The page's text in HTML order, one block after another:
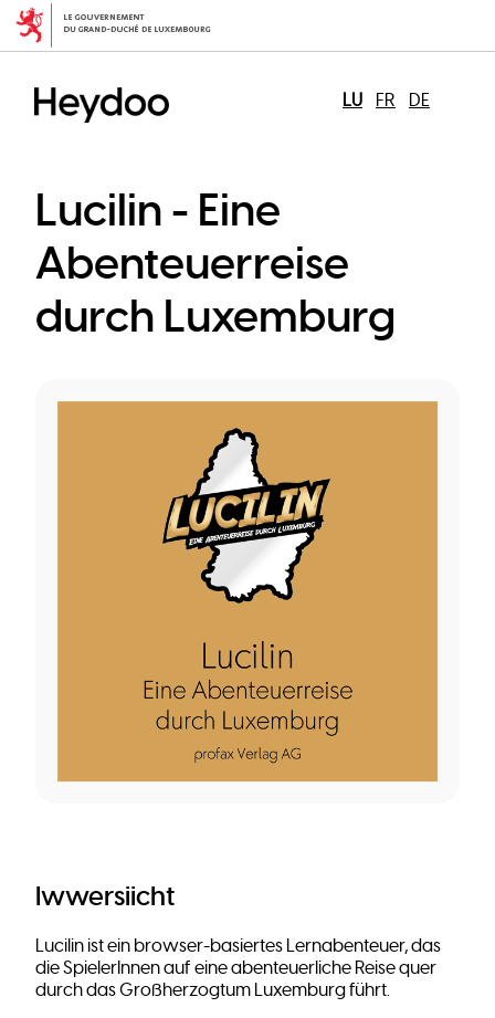
Skip
content
LU FR DE
Lucilin - Eine
Abenteuerreise
durch Luxemburg
Iwwersiicht
Lucilin ist ein browser-basiertes Lernabenteuer, das
die SpielerInnen auf eine abenteuerliche Reise quer
durch das Großherzogtum Luxemburg führt.